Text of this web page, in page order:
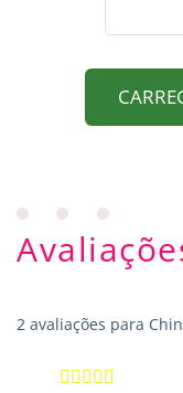
2 avaliações para